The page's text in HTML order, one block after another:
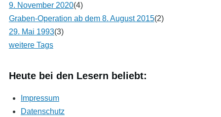
9. November 2020(4)
Graben-Operation ab dem 8. August 2015(2)
29. Mai 1993(3)
weitere Tags
Heute bei den Lesern beliebt:
Impressum
Datenschutz